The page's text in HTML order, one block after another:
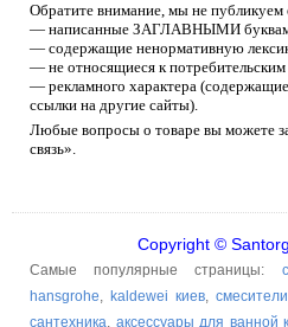
Обратите внимание, мы не публикуем
— написанные ЗАГЛАВНЫМИ
— содержащие ненормативную
— не относящиеся к потребительским
— рекламного характера
ссылки на другие сайты).
Любые вопросы о товаре вы можете
связь».
Copyright ©
Самые популярные страницы:
hansgrohe, kaldewei киев,
сантехника, аксессуары для ванной